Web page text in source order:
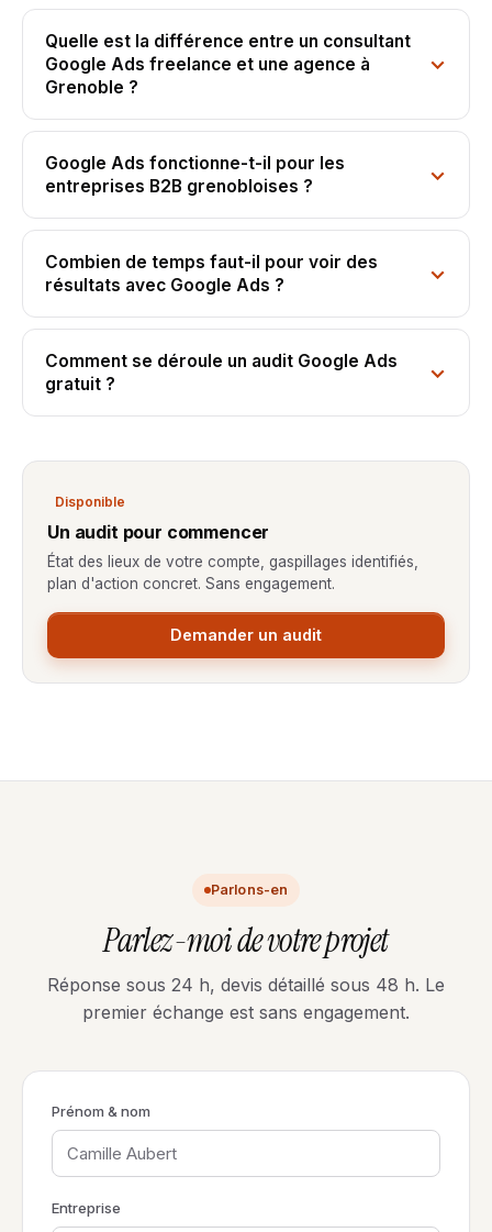
Quelle est la différence entre un consultant
Google Ads freelance et une agence à
Grenoble ?
Google Ads fonctionne-t-il pour les
entreprises B2B grenobloises ?
Combien de temps faut-il pour voir des
résultats avec Google Ads ?
Comment se déroule un audit Google Ads
gratuit ?
Disponible
Un audit pour commencer
État des lieux de votre compte, gaspillages identifiés,
plan d'action concret. Sans engagement.
Demander un audit
Parlons-en
Parlez-moi de votre projet
Réponse sous 24 h, devis détaillé sous 48 h. Le
premier échange est sans engagement.
Prénom & nom
Entreprise